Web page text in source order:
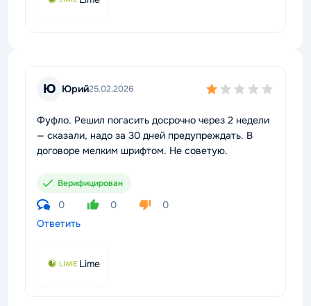
Ю Юрий25.02.2026
Фуфло. Решил погасить досрочно через 2 недели
— сказали, надо за 30 дней предупреждать. В
договоре мелким шрифтом. Не советую.
Верифицирован
0 0
0
Ответить
Lime